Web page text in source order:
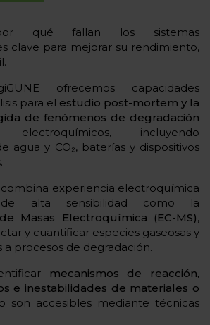
qué fallan los sistemas
clave para mejorar su rendimiento,
ofrecemos capacidades
para el estudio post-mortem y la
de fenómenos de degradación
incluyendo
agua y CO₂, baterías y dispositivos
experiencia electroquímica
alta sensibilidad como la
Masas Electroquímica (EC-MS),
y cuantificar especies gaseosas y
a procesos de degradación.
mecanismos de reacción,
e inestabilidades de materiales o
son accesibles mediante técnicas